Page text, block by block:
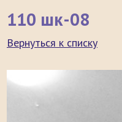
110 шк-08
Вернуться к списку